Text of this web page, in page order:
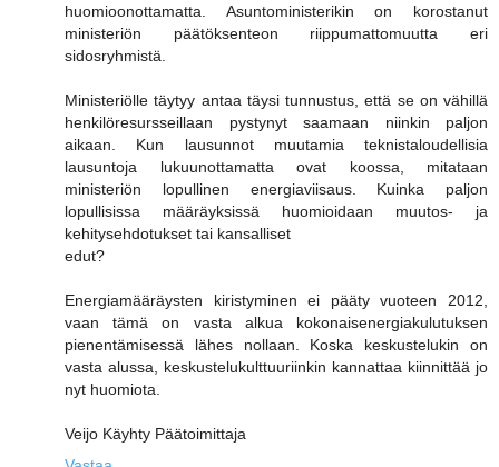
huomioonottamatta. Asuntoministerikin on korostanut
ministeriön päätöksenteon riippumattomuutta eri
sidosryhmistä.
Ministeriölle täytyy antaa täysi tunnustus, että se on vähillä
henkilöresursseillaan pystynyt saamaan niinkin paljon
aikaan. Kun lausunnot muutamia teknistaloudellisia
lausuntoja lukuunottamatta ovat koossa, mitataan
ministeriön lopullinen energiaviisaus. Kuinka paljon
lopullisissa määräyksissä huomioidaan muutos- ja
kehitysehdotukset tai kansalliset
edut?
Energiamääräysten kiristyminen ei pääty vuoteen 2012,
vaan tämä on vasta alkua kokonaisenergiakulutuksen
pienentämisessä lähes nollaan. Koska keskustelukin on
vasta alussa, keskustelukulttuuriinkin kannattaa kiinnittää jo
nyt huomiota.
Veijo Käyhty Päätoimittaja